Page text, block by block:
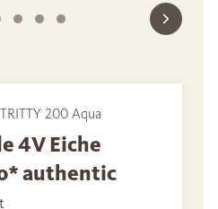
200 Aqua
4V Eiche
authentic